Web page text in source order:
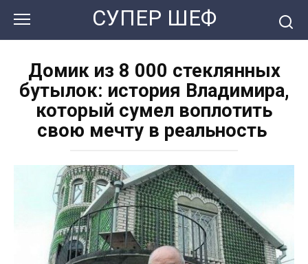
контенту
СУПЕР ШЕФ
Домик из 8 000 стеклянных
бутылок: история Владимира,
который сумел воплотить
свою мечту в реальность